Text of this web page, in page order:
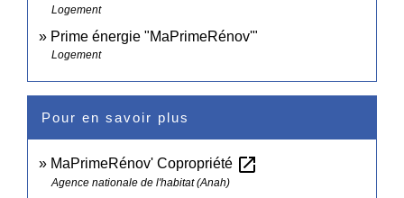
Logement
Prime énergie "MaPrimeRénov'"
Logement
Pour en savoir plus
MaPrimeRénov' Copropriété open_in_new
Agence nationale de l'habitat (Anah)